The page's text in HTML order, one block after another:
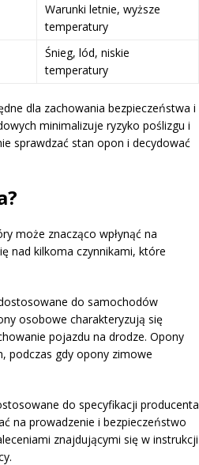
Warunki letnie, wyższe
temperatury
Śnieg, lód, niskie
temperatury
dla zachowania bezpieczeństwa i
minimalizuje ryzyko poślizgu i
sprawdzać stan opon i decydować
może znacząco wpłynąć na
nad kilkoma czynnikami, które
do samochodów
osobowe charakteryzują się
pojazdu na drodze. Opony
podczas gdy opony zimowe
do specyfikacji producenta
na prowadzenie i bezpieczeństwo
znajdującymi się w instrukcji